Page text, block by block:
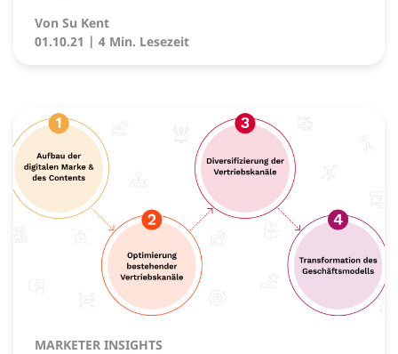
Von Su Kent
01.10.21 | 4 Min. Lesezeit
MARKETER INSIGHTS